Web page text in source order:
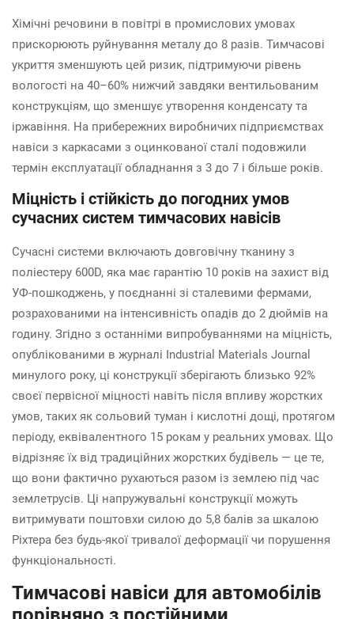
Хімічні речовини в повітрі в промислових умовах
прискорюють руйнування металу до 8 разів. Тимчасові
укриття зменшують цей ризик, підтримуючи рівень
вологості на 40–60% нижчий завдяки вентильованим
конструкціям, що зменшує утворення конденсату та
іржавіння. На прибережних виробничих підприємствах
навіси з каркасами з оцинкованої сталі подовжили
термін експлуатації обладнання з 3 до 7 і більше років.
Міцність і стійкість до погодних умов
сучасних систем тимчасових навісів
Сучасні системи включають довговічну тканину з
поліестеру 600D, яка має гарантію 10 років на захист від
УФ-пошкоджень, у поєднанні зі сталевими фермами,
розрахованими на інтенсивність опадів до 2 дюймів на
годину. Згідно з останніми випробуваннями на міцність,
опублікованими в журналі Industrial Materials Journal
минулого року, ці конструкції зберігають близько 92%
своєї первісної міцності навіть після впливу жорстких
умов, таких як сольовий туман і кислотні дощі, протягом
періоду, еквівалентного 15 рокам у реальних умовах. Що
відрізняє їх від традиційних жорстких будівель — це те,
що вони фактично рухаються разом із землею під час
землетрусів. Ці напружувальні конструкції можуть
витримувати поштовхи силою до 5,8 балів за шкалою
Ріхтера без будь-якої тривалої деформації чи порушення
функціональності.
Тимчасові навіси для автомобілів